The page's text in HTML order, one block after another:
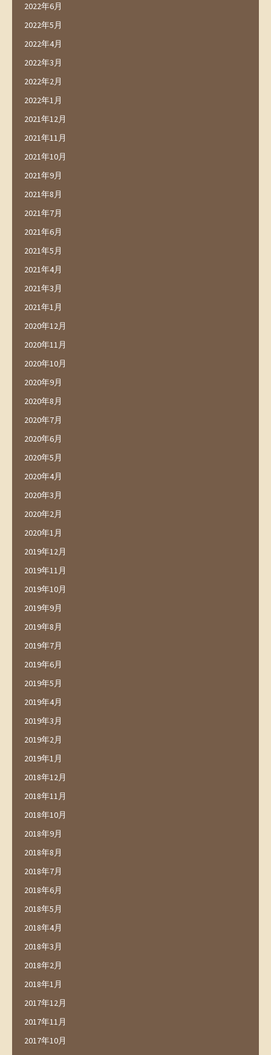
2022年6月
2022年5月
2022年4月
2022年3月
2022年2月
2022年1月
2021年12月
2021年11月
2021年10月
2021年9月
2021年8月
2021年7月
2021年6月
2021年5月
2021年4月
2021年3月
2021年1月
2020年12月
2020年11月
2020年10月
2020年9月
2020年8月
2020年7月
2020年6月
2020年5月
2020年4月
2020年3月
2020年2月
2020年1月
2019年12月
2019年11月
2019年10月
2019年9月
2019年8月
2019年7月
2019年6月
2019年5月
2019年4月
2019年3月
2019年2月
2019年1月
2018年12月
2018年11月
2018年10月
2018年9月
2018年8月
2018年7月
2018年6月
2018年5月
2018年4月
2018年3月
2018年2月
2018年1月
2017年12月
2017年11月
2017年10月